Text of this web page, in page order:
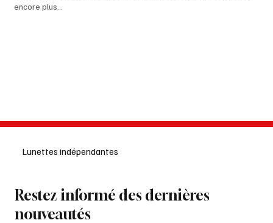
Lunettes indépendantes
Restez informé des dernières
nouveautés
encore plus...